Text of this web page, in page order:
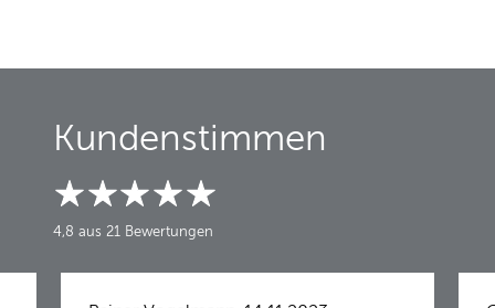
Kundenstimmen
4,8 aus 21 Bewertungen